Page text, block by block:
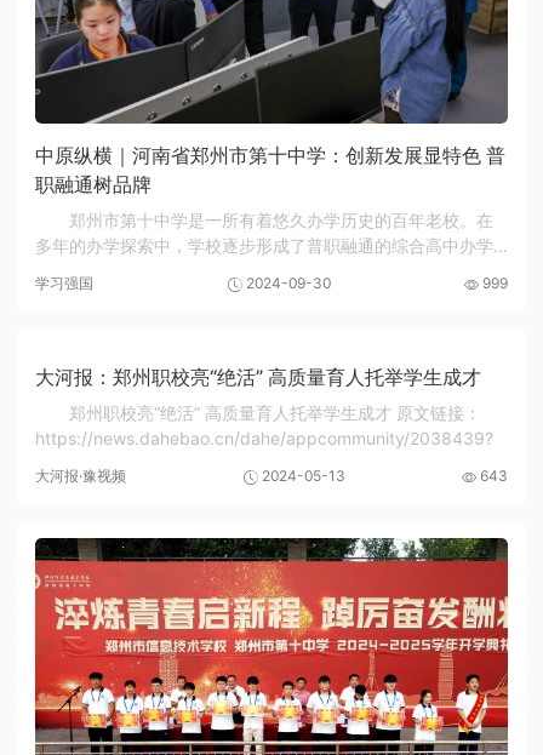
中原纵横｜河南省郑州市第十中学：创新发展显特色 普
职融通树品牌
郑州市第十中学是一所有着悠久办学历史的百年老校。在
多年的办学探索中，学校逐步形成了普职融通的综合高中办学
翼三维”的技术学科建设新路径，走基于本校...
学习强国 2024-09-30 999
大河报：郑州职校亮“绝活” 高质量育人托举学生成才
郑州职校亮“绝活” 高质量育人托举学生成才 原文链接：
https://news.dahebao.cn/dahe/appcommunity/2038439?
大河报·豫视频 2024-05-13 643